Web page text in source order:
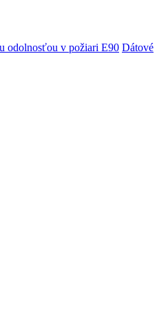
odolnosťou v požiari E90 Dátové